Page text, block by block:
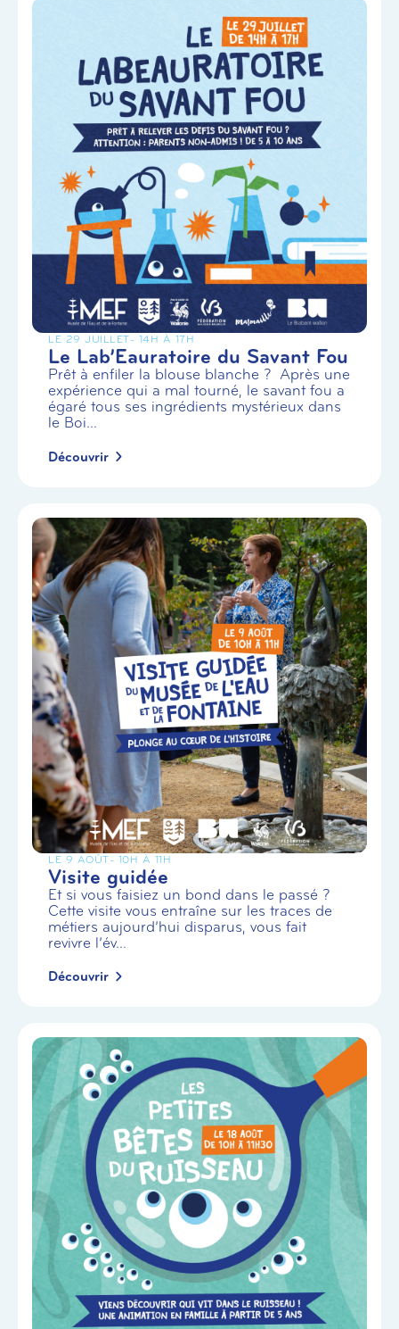
LE 29 JUILLET- 14H À 17H
Le Lab’Eauratoire du Savant Fou
Prêt à enfiler la blouse blanche ? Après une
expérience qui a mal tourné, le savant fou a
égaré tous ses ingrédients mystérieux dans
le Boi...
Découvrir
LE 9 AOÛT- 10H À 11H
Visite guidée
Et si vous faisiez un bond dans le passé ?
Cette visite vous entraîne sur les traces de
métiers aujourd’hui disparus, vous fait
revivre l’év...
Découvrir